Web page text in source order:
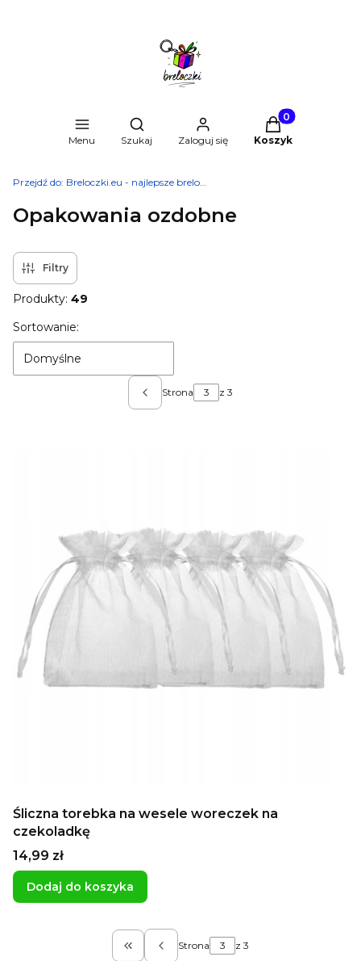
Menu
Otwórz wyszukiwarkę
Szukaj Zaloguj się
Produkty w
Koszyk
Przejdź do: Breloczki.eu - najlepsze breloki do kluczy
Opakowania ozdobne
Filtry
Produkty: 49
Lista produktów
Sortowanie:
Domyślne
Poprzednie produkty
Strona z 3
Śliczna torebka na wesele woreczek na
czekoladkę
Cena
14,99 zł
Dodaj do koszyka
Wróć do pierwszej strony z
Strona z 3